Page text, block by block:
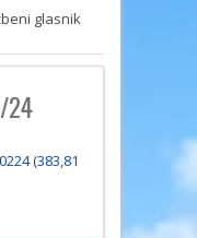
glasnik
24